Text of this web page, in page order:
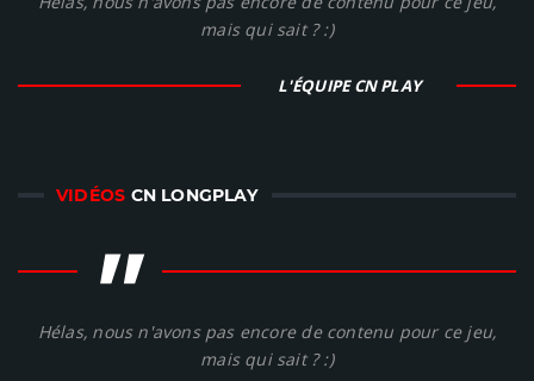
mais qui sait ? :)
L'ÉQUIPE CN PLAY
VIDÉOS CN LONGPLAY
"
Hélas, nous n'avons pas encore de contenu pour ce jeu,
mais qui sait ? :)